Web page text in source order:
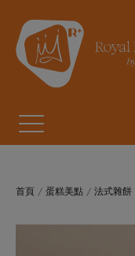
首頁 / 蛋糕美點 / 法式雜餅